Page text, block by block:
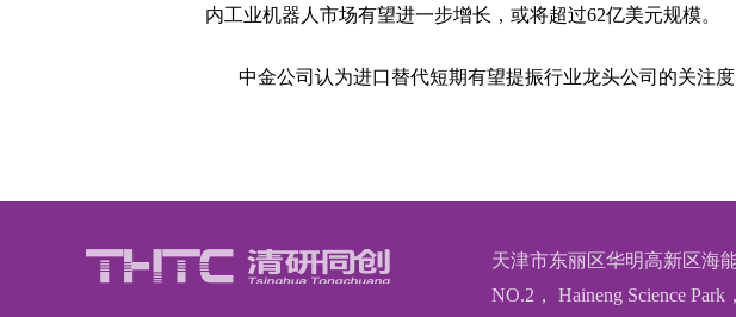
内工业机器人市场有望进一步增长，或将超过62亿美元规模。
中金公司认为进口替代短期有望提振行业龙头公司的关注
天津市东丽区华明高新区海
NO.2， Haineng Science